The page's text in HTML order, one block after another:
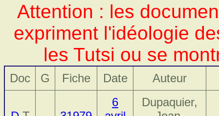
Attention : les
expriment l'idéologie
les Tutsi ou se
Doc G Fiche Date Auteur
6
Dupaquier,